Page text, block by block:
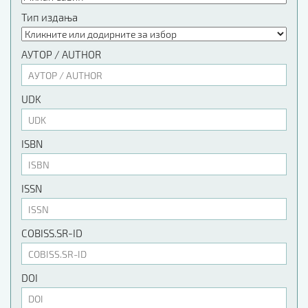
Тип издања
АУТОР / AUTHOR
UDK
ISBN
ISSN
COBISS.SR-ID
DOI